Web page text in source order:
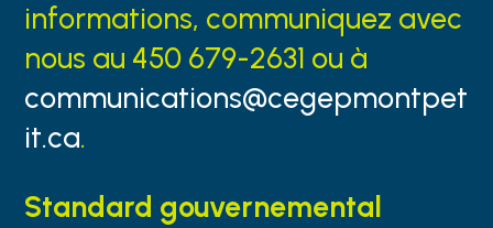
informations, communiquez avec
nous au 450 679-2631 ou à
communications@cegepmontpet
it.ca.
Standard gouvernemental